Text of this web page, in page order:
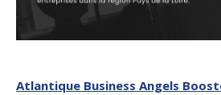
Atlantique Business Angels